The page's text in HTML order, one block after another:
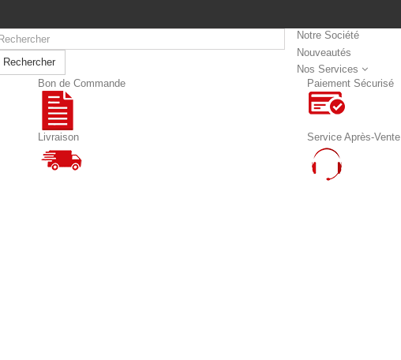
Rechercher
Notre Société
Nouveautés
Nos Services
Bon de Commande
Paiement Sécurisé
Livraison Service Après-Vente